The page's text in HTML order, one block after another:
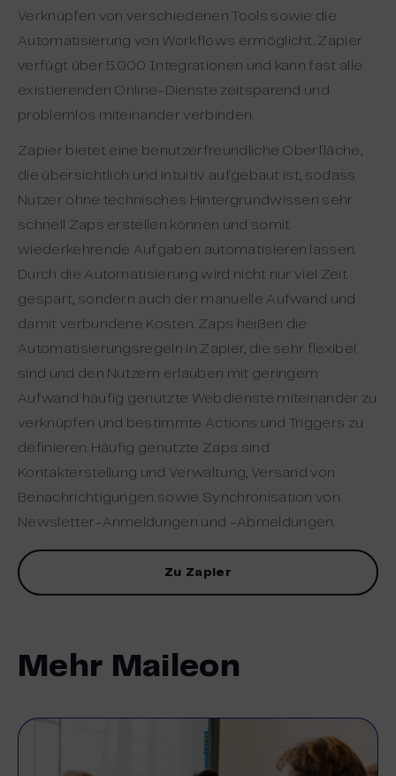
Verknüpfen von verschiedenen Tools sowie die
Automatisierung von Workflows ermöglicht. Zapier
verfügt über 5.000 Integrationen und kann fast alle
existierenden Online-Dienste zeitsparend und
problemlos miteinander verbinden.
Zapier bietet eine benutzerfreundliche Oberfläche,
die übersichtlich und intuitiv aufgebaut ist, sodass
Nutzer ohne technisches Hintergrundwissen sehr
schnell Zaps erstellen können und somit
wiederkehrende Aufgaben automatisieren lassen.
Durch die Automatisierung wird nicht nur viel Zeit
gespart, sondern auch der manuelle Aufwand und
damit verbundene Kosten. Zaps heißen die
Automatisierungsregeln in Zapier, die sehr flexibel
sind und den Nutzern erlauben mit geringem
Aufwand häufig genutzte Webdienste miteinander zu
verknüpfen und bestimmte Actions und Triggers zu
definieren. Häufig genutzte Zaps sind
Kontakterstellung und Verwaltung, Versand von
Benachrichtigungen sowie Synchronisation von
Newsletter-Anmeldungen und -Abmeldungen.
Zu Zapier
Mehr Maileon